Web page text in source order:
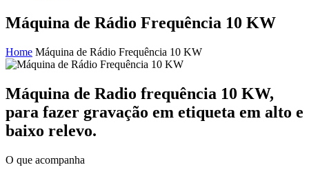
Máquina de Rádio Frequência 10 KW
Home Máquina de Rádio Frequência 10 KW
Máquina de Radio frequência 10 KW,
para fazer gravação em etiqueta em alto e
baixo relevo.
O que acompanha